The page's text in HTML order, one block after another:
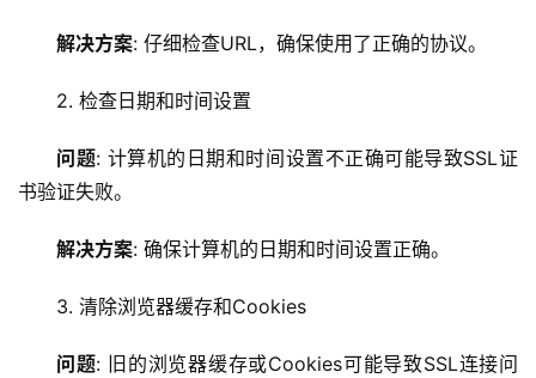
解决方案: 仔细检查URL，确保使用了正确的协议。
2. 检查日期和时间设置
问题: 计算机的日期和时间设置不正确可能导致SSL证
书验证失败。
解决方案: 确保计算机的日期和时间设置正确。
3. 清除浏览器缓存和Cookies
问题: 旧的浏览器缓存或Cookies可能导致SSL连接问